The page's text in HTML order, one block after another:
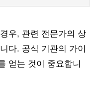
우, 관련 전문가의 상
다. 공식 기관의 가이
얻는 것이 중요합니